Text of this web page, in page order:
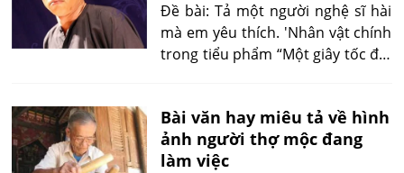
Đề bài: Tả một người nghệ sĩ hài
mà em yêu thích. 'Nhân vật chính
trong tiểu phẩm “Một giây tốc độ,
Bài văn hay miêu tả về hình
ảnh người thợ mộc đang
làm việc